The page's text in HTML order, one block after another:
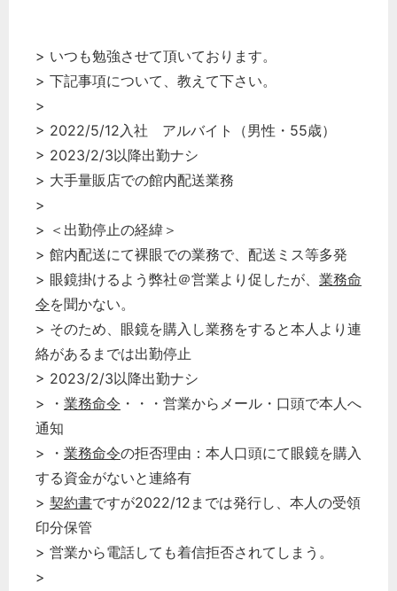
> いつも勉強させて頂いております。
> 下記事項について、教えて下さい。
>
> 2022/5/12入社 アルバイト（男性・55歳）
> 2023/2/3以降出勤ナシ
> 大手量販店での館内配送業務
>
> ＜出勤停止の経緯＞
> 館内配送にて裸眼での業務で、配送ミス等多発
> 眼鏡掛けるよう弊社＠営業より促したが、 業務命
令を聞かない。
> そのため、眼鏡を購入し業務をすると本人より連
絡があるまでは出勤停止
> 2023/2/3以降出勤ナシ
> ・ 業務命令 ・・・営業からメール・口頭で本人へ
通知
> ・ 業務命令の拒否理由：本人口頭にて眼鏡を購入
する資金がないと連絡有
> 契約書ですが2022/12までは発行し、本人の受領
印分保管
> 営業から電話しても着信拒否されてしまう。
>